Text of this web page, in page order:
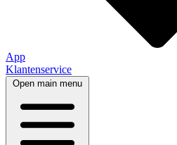
App
Klantenservice
Open main menu